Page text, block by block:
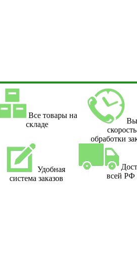
Все товары на
складе
скорость
обработки
Удобная
система заказов
всей РФ